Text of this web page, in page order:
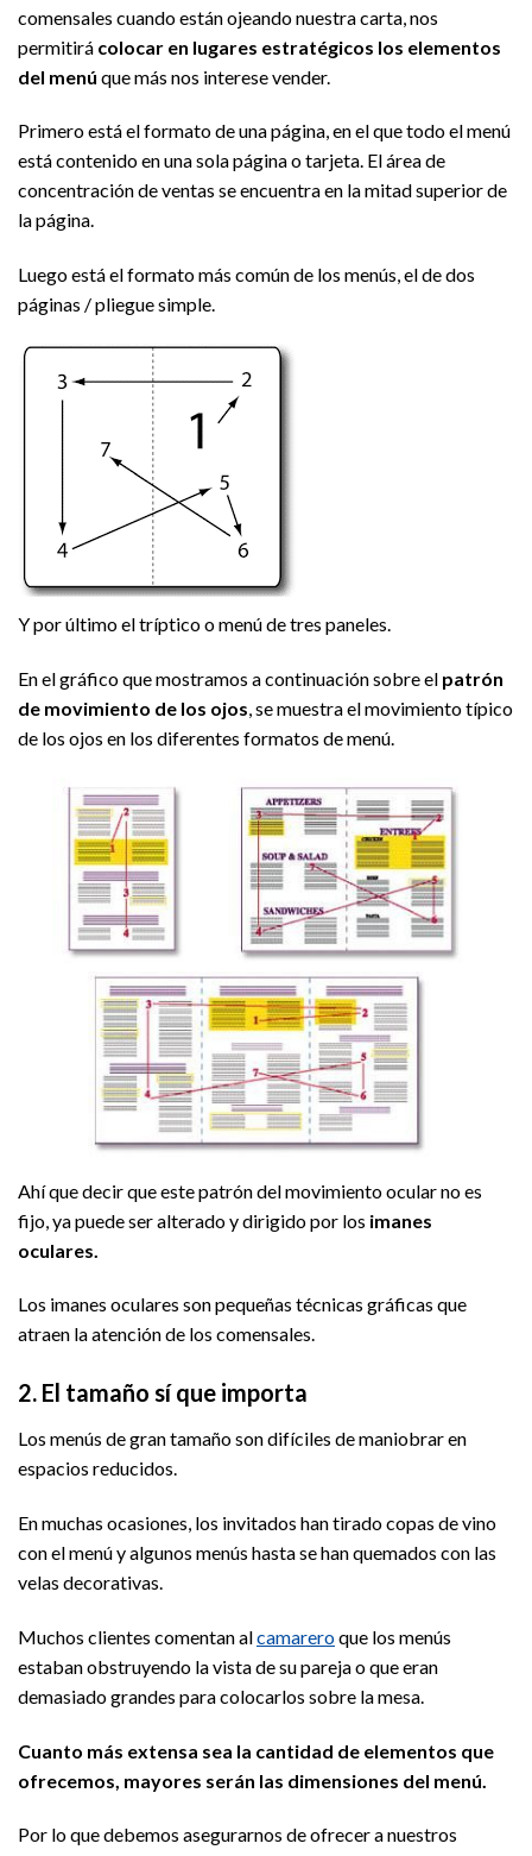
comensales cuando están ojeando nuestra carta, nos
permitirá colocar en lugares estratégicos los elementos
del menú que más nos interese vender.
Primero está el formato de una página, en el que todo el menú
está contenido en una sola página o tarjeta. El área de
concentración de ventas se encuentra en la mitad superior de
la página.
Luego está el formato más común de los menús, el de dos
páginas / pliegue simple.
Y por último el tríptico o menú de tres paneles.
En el gráfico que mostramos a continuación sobre el patrón
de movimiento de los ojos , se muestra el movimiento típico
de los ojos en los diferentes formatos de menú.
Ahí que decir que este patrón del movimiento ocular no es
fijo, ya puede ser alterado y dirigido por los imanes
oculares.
Los imanes oculares son pequeñas técnicas gráficas que
atraen la atención de los comensales.
2. El tamaño sí que importa
Los menús de gran tamaño son difíciles de maniobrar en
espacios reducidos.
En muchas ocasiones, los invitados han tirado copas de vino
con el menú y algunos menús hasta se han quemados con las
velas decorativas.
Muchos clientes comentan alcamareroque los menús
estaban obstruyendo la vista de su pareja o que eran
demasiado grandes para colocarlos sobre la mesa.
Cuanto más extensa sea la cantidad de elementos que
ofrecemos, mayores serán las dimensiones del menú.
Por lo que debemos asegurarnos de ofrecer a nuestros